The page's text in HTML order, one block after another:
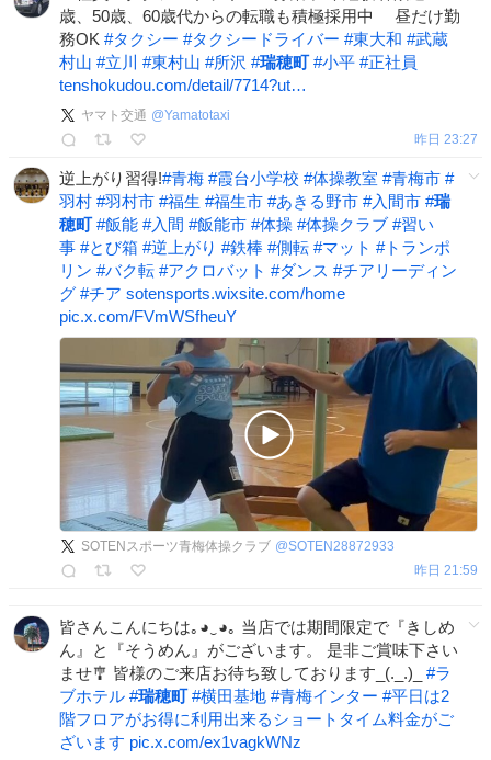
歳、50歳、60歳代からの転職も積極採用中 昼だけ勤
務OK #タクシー #タクシードライバー #東大和 #武蔵
村山 #立川 #東村山 #所沢 #瑞穂町 #小平 #正社員
tenshokudou.com/detail/7714?ut…
ヤマト交通 @Yamatotaxi
昨日 23:27
逆上がり習得!#青梅 #霞台小学校 #体操教室 #青梅市 #
羽村 #羽村市 #福生 #福生市 #あきる野市 #入間市 #瑞
穂町 #飯能 #入間 #飯能市 #体操 #体操クラブ #習い
事 #とび箱 #逆上がり #鉄棒 #側転 #マット #トランポ
リン #バク転 #アクロバット #ダンス #チアリーディン
グ #チア sotensports.wixsite.com/home
pic.x.com/FVmWSfheuY
SOTENスポーツ青梅体操クラブ @SOTEN28872933
昨日 21:59
皆さんこんにちは｡⁠◕⁠‿⁠◕⁠｡ 当店では期間限定で『きしめ
ん』と『そうめん』がございます。 是非ご賞味下さい
ませ🎐 皆様のご来店お待ち致しております_(._.)_ #ラ
ブホテル #瑞穂町 #横田基地 #青梅インター #平日は2
階フロアがお得に利用出来るショートタイム料金がご
ざいます pic.x.com/ex1vagkWNz